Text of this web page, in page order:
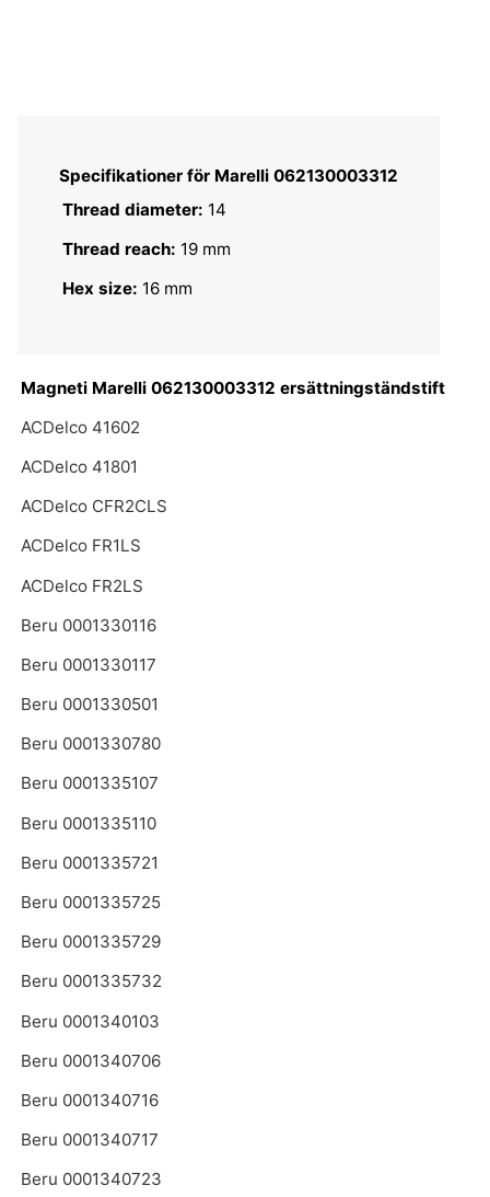
Specifikationer för Marelli 062130003312
Thread diameter: 14
Thread reach: 19 mm
Hex size: 16 mm
Magneti Marelli 062130003312 ersättningständstift
ACDelco 41602
ACDelco 41801
ACDelco CFR2CLS
ACDelco FR1LS
ACDelco FR2LS
Beru 0001330116
Beru 0001330117
Beru 0001330501
Beru 0001330780
Beru 0001335107
Beru 0001335110
Beru 0001335721
Beru 0001335725
Beru 0001335729
Beru 0001335732
Beru 0001340103
Beru 0001340706
Beru 0001340716
Beru 0001340717
Beru 0001340723